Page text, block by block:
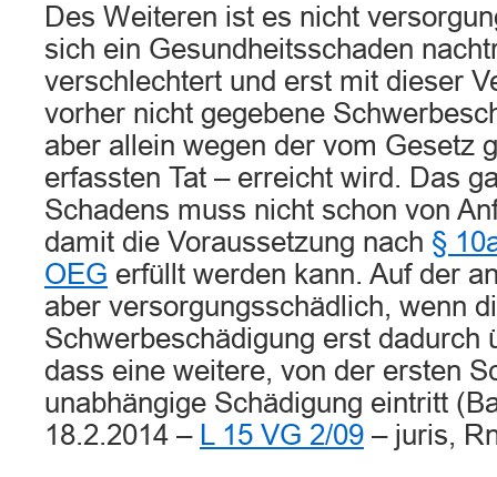
Des Weiteren ist es nicht
sich ein Gesundheitsschaden
verschlechtert und erst mit dieser
vorher nicht gegebene
aber allein wegen der vom Gesetz
erfassten Tat – erreicht wird. Das
Schadens muss nicht schon von
damit die Voraussetzung nach §
OEG erfüllt werden kann. Auf der
aber versorgungsschädlich, wenn
Schwerbeschädigung erst dadurch
dass eine weitere, von der ersten
unabhängige Schädigung eintritt
18.2.2014 – L 15 VG 2/09 – juris,